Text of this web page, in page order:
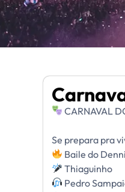
CARNAVAL
Se prepara pra
Baile do
Thiaguinho
Pedro